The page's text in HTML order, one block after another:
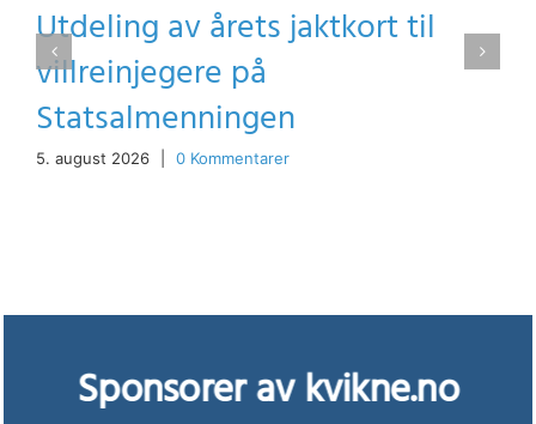
Utdeling av årets jaktkort til
villreinjegere på
Statsalmenningen
5. august 2026 0 Kommentarer
Sponsorer av kvikne.no